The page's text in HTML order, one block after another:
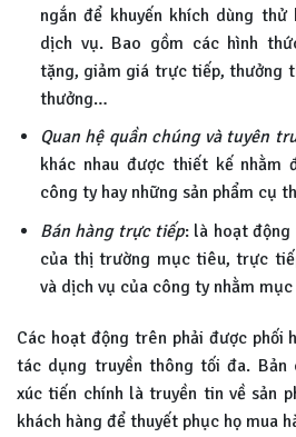
ngắn để khuyến khích dùng thử
dịch vụ. Bao gồm các hình
tặng, giảm giá trực tiếp, thưởng
thưởng…
Quan hệ quần chúng và tuyên
khác nhau được thiết kế nhằm
công ty hay những sản phẩm cụ
Bán hàng trực tiếp: là hoạt
của thị trường mục tiêu, trực
và dịch vụ của công ty nhằm
Các hoạt động trên phải được phối
tác dụng truyền thông tối đa. Bản
xúc tiến chính là truyền tin về sản
khách hàng để thuyết phục họ mua